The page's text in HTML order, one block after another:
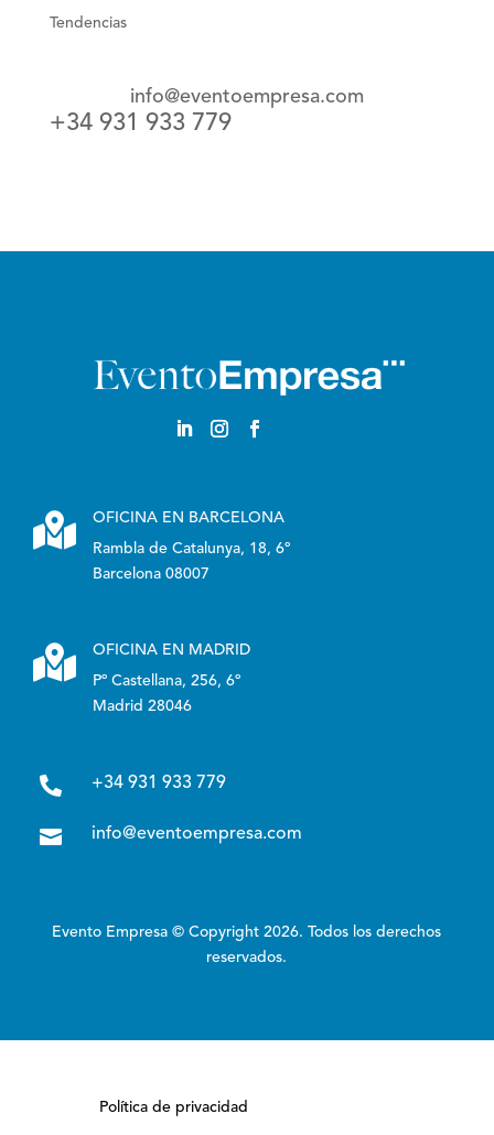
Tendencias
info@eventoempresa.com
+34 931 933 779

OFICINA EN BARCELONA
Rambla de Catalunya, 18, 6º
Barcelona 08007

OFICINA EN MADRID
Pº Castellana, 256, 6º
Madrid 28046
 +34 931 933 779
 info@eventoempresa.com
Evento Empresa © Copyright 2026. Todos los derechos
reservados.
Política de privacidad